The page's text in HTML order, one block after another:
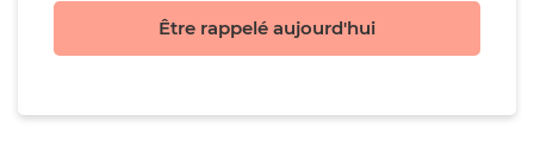
Être rappelé aujourd'hui